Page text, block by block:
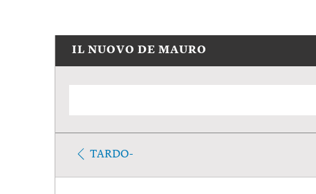
IL NUOVO DE MAURO
TARDO-